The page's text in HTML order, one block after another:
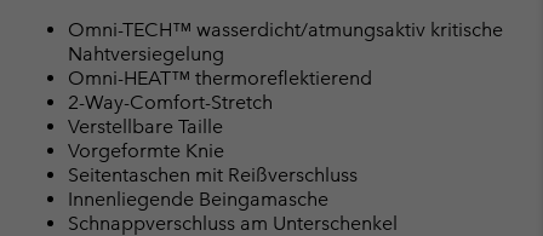
Omni-TECH™ wasserdicht/atmungsaktiv kritische
Nahtversiegelung
Omni-HEAT™ thermoreflektierend
2-Way-Comfort-Stretch
Verstellbare Taille
Vorgeformte Knie
Seitentaschen mit Reißverschluss
Innenliegende Beingamasche
Schnappverschluss am Unterschenkel